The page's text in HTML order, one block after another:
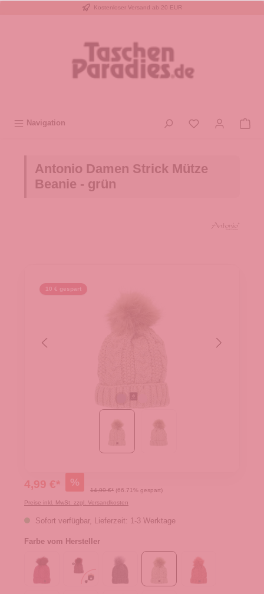
Kostenloser Versand ab 20 EUR
Navigation
Antonio Damen Strick Mütze
Beanie - grün
10 € gespart
4,99 €* %
14,99 €* (66.71% gespart)
Preise inkl. MwSt. zzgl. Versandkosten
Sofort verfügbar, Lieferzeit: 1-3 Werktage
Farbe vom Hersteller